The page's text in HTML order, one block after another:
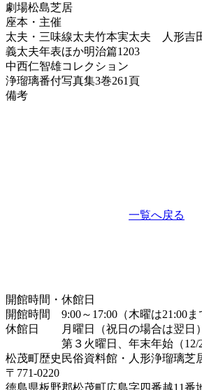
劇場松島芝居
座本・主催
太夫・三味線太夫竹本実太夫 人形吉
義太夫年表ほか明治篇1203
中西仁智雄コレクション
浄瑠璃番付写真集3巻261頁
備考
一覧へ戻る
開館時間・休館日
開館時間 9:00～17:00（木曜は21:00ま
休館日 月曜日（祝日の場合は翌日）
第３火曜日、年末年始（12/28
松茂町歴史民俗資料館・人形浄瑠璃芝
〒771-0220
徳島県板野郡松茂町広島字四番越11